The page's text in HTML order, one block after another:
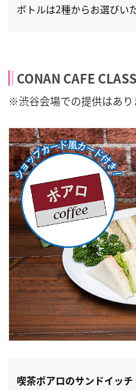
ボトルは2種からお選びい
CONAN CAFE
※渋谷会場での提供はあり
喫茶ポアロのサンドイッ